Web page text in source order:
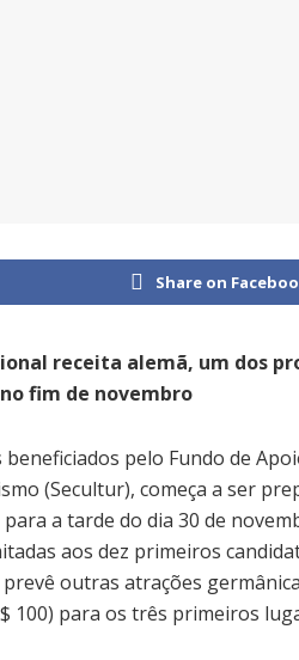
Share on
receita alemã, um dos
fim de novembro
pelo Fundo de
(Secultur), começa a ser
a tarde do dia 30 de
aos dez primeiros
outras atrações
100) para os três primeiros